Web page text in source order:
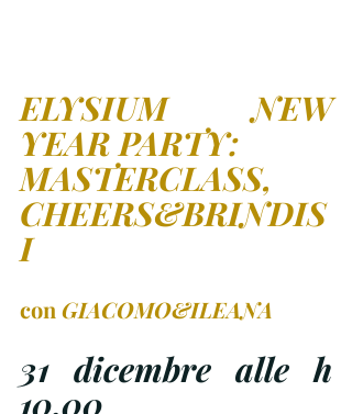
ELYSIUM NEW
YEAR PARTY:
MASTERCLASS,
CHEERS&BRINDIS
I
con GIACOMO&ILEANA
31 dicembre alle h
10.00